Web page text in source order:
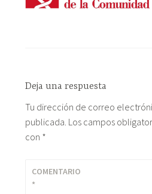
Deja una respuesta
Tu dirección de correo
publicada. Los campos
con *
COMENTARIO
*